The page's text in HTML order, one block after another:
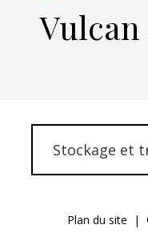
Stockage et
Plan du site |